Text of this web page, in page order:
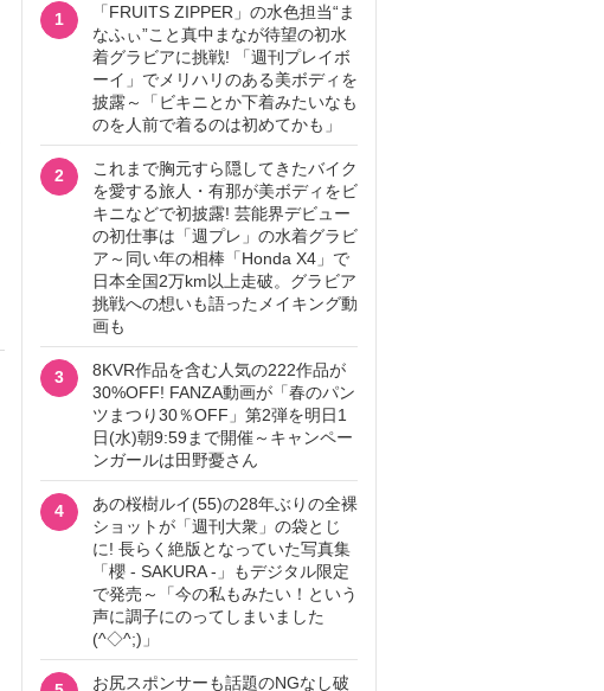
1
「FRUITS ZIPPER」の水色担当“ま
なふぃ”こと真中まなが待望の初水
着グラビアに挑戦! 「週刊プレイボ
ーイ」でメリハリのある美ボディを
披露～「ビキニとか下着みたいなも
のを人前で着るのは初めてかも」
2
これまで胸元すら隠してきたバイク
を愛する旅人・有那が美ボディをビ
キニなどで初披露! 芸能界デビュー
の初仕事は「週プレ」の水着グラビ
ア～同い年の相棒「Honda X4」で
日本全国2万km以上走破。グラビア
挑戦への想いも語ったメイキング動
画も
3
8KVR作品を含む人気の222作品が
30%OFF! FANZA動画が「春のパン
ツまつり30％OFF」第2弾を明日1
日(水)朝9:59まで開催～キャンペー
ンガールは田野憂さん
4
あの桜樹ルイ(55)の28年ぶりの全裸
ショットが「週刊大衆」の袋とじ
に! 長らく絶版となっていた写真集
「櫻 - SAKURA -」もデジタル限定
で発売～「今の私もみたい！という
声に調子にのってしまいました
(^◇^;)」
お尻スポンサーも話題のNGなし破